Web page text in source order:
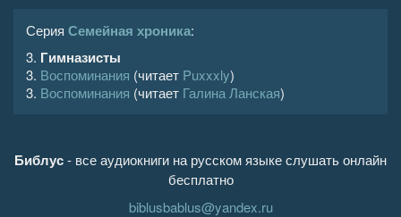
Гимназисты 22
17:16
Гимназисты 24
Серия Семейная хроника:
3. Гимназисты
3. Воспоминания (читает Puxxxly)
3. Воспоминания (читает Галина Ланская)
Библус- все аудиокниги на русском языке слушать онлайн
бесплатно
biblusbablus@yandex.ru